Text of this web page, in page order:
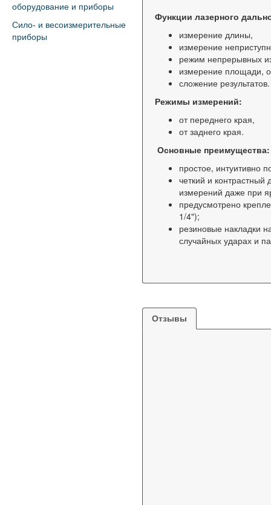
оборудование и приборы
Сило- и весоизмерительные
приборы
Функции лазерного
измерение длины,
измерение
режим непрерывных
измерение площади,
сложение результатов.
Режимы измерений:
от переднего края,
от заднего края.
Основные преимущества:
простое, интуитивно
четкий и контрастный
измерений даже при
предусмотрено
1/4");
резиновые накладки
случайных ударах и
Отзывы